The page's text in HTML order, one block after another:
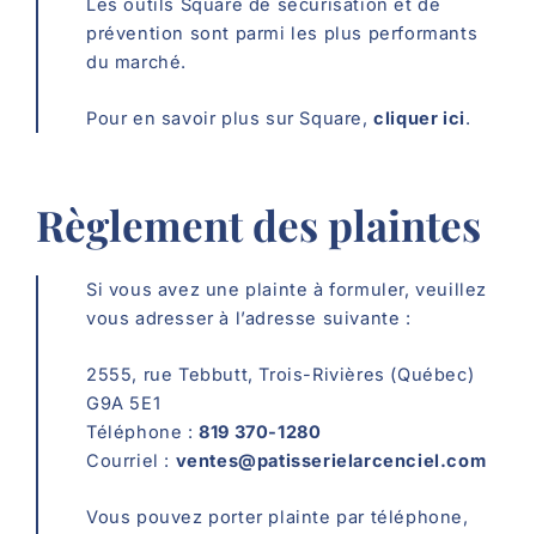
Les outils Square de sécurisation et de
prévention sont parmi les plus performants
du marché.
Pour en savoir plus sur Square,cliquer ici.
Règlement des plaintes
Si vous avez une plainte à formuler, veuillez
vous adresser à l’adresse suivante :
2555, rue Tebbutt, Trois-Rivières (Québec)
G9A 5E1
Téléphone :819 370-1280
Courriel : ventes@patisserielarcenciel.com
Vous pouvez porter plainte par téléphone,